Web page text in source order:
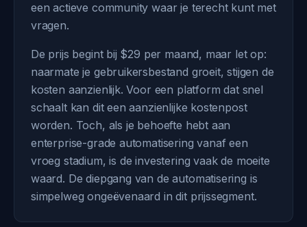
een actieve community waar je terecht kunt met
vragen.
De prijs begint bij $29 per maand, maar let op:
naarmate je gebruikersbestand groeit, stijgen de
kosten aanzienlijk. Voor een platform dat snel
schaalt kan dit een aanzienlijke kostenpost
worden. Toch, als je behoefte hebt aan
enterprise-grade automatisering vanaf een
vroeg stadium, is de investering vaak de moeite
waard. De diepgang van de automatisering is
simpelweg ongeëvenaard in dit prijssegment.